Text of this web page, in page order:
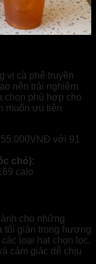
vị cà phê truyền
nên trải nghiệm
chọn phù hợp cho
muốn ưu tiên
55.000VNĐ với 91
chó):
calo
cho những
tối giản trong hương
loại hạt chọn lọc,
cảm giác dễ chịu